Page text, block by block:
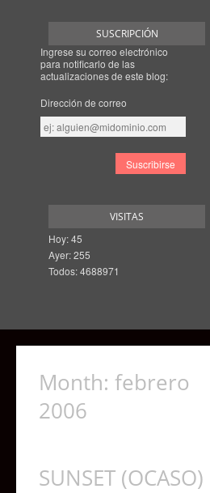
SUSCRIPCIÓN
Ingrese su correo electrónico
para notificarlo de las
actualizaciones de este blog:
Dirección de correo
Dirección
de
VISITAS
Hoy: 45
Ayer: 255
Todos: 4688971
Month: febrero
2006
SUNSET (OCASO)